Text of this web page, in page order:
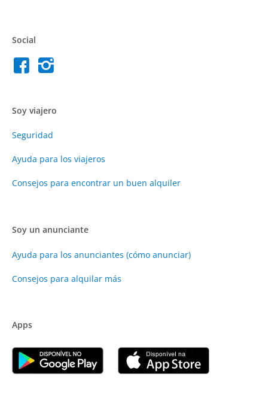
Social
Soy viajero
Seguridad
Ayuda para los viajeros
Consejos para encontrar un buen alquiler
Soy un anunciante
Ayuda para los anunciantes (cómo anunciar)
Consejos para alquilar más
Apps